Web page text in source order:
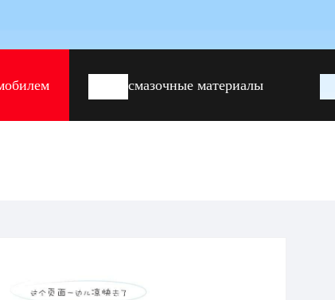
cмазочные материалы